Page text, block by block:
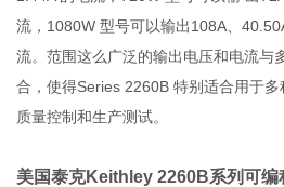
流，1080W 型号可以输出108A、
流。范围这么广泛的输出电压和电流与
合，使得Series 2260B 特别适合用于多
质量控制和生产测试。
美国泰克Keithley 2260B系列可编